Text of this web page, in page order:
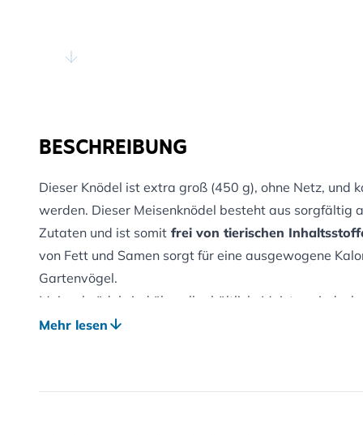
BESCHREIBUNG
Dieser Knödel ist extra groß (450 g), ohne Netz, und
werden. Dieser Meisenknödel besteht aus sorgfältig
Zutaten und ist somit frei von tierischen
von Fett und Samen sorgt für eine ausgewogene
Gartenvögel.
Meisenknödel sind überall erhältlich. Meistens jedoch
für Vögel nicht ungefährlich ist! Auch lässt die
• in Zusammenarbeit mit Ornithologen von
Mehr lesen